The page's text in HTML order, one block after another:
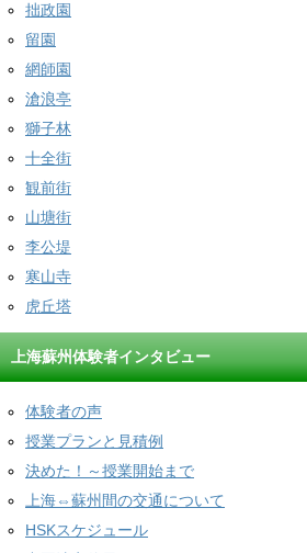
拙政園
留園
網師園
滄浪亭
獅子林
十全街
観前街
山塘街
李公堤
寒山寺
虎丘塔
上海蘇州体験者インタビュー
体験者の声
授業プランと見積例
決めた！～授業開始まで
上海⇔蘇州間の交通について
HSKスケジュール